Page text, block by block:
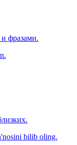
фразами.
bilib oling.